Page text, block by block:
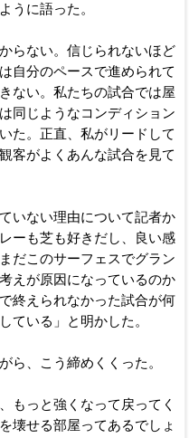
うに語った。
らない。信じられないほど
自分のペースで進められて
ない。私たちの試合では屋
同じようなコンディション
た。正直、私がリードして
客がよくあんな試合を見て
いない理由について記者か
ーも芝も好きだし、良い感
だこのサーフェスでグラン
えが原因になっているのか
終えられなかった試合が何
ている」と明かした。
ら、こう締めくくった。
もっと強くなって戻ってく
壊せる部屋ってあるでしょ